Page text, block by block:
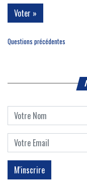
Questions précédentes